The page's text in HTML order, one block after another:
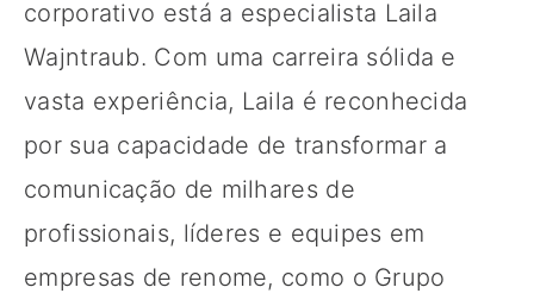
corporativo está a especialista Laila
Wajntraub. Com uma carreira sólida e
vasta experiência, Laila é reconhecida
por sua capacidade de transformar a
comunicação de milhares de
profissionais, líderes e equipes em
empresas de renome, como o Grupo